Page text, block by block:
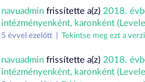
navuadmin frissítette a(z) 2018.
intézményenként, karonként
5 évvel ezelőtt | Tekintse meg ezt a
navuadmin frissítette a(z) 2018.
intézményenként, karonként